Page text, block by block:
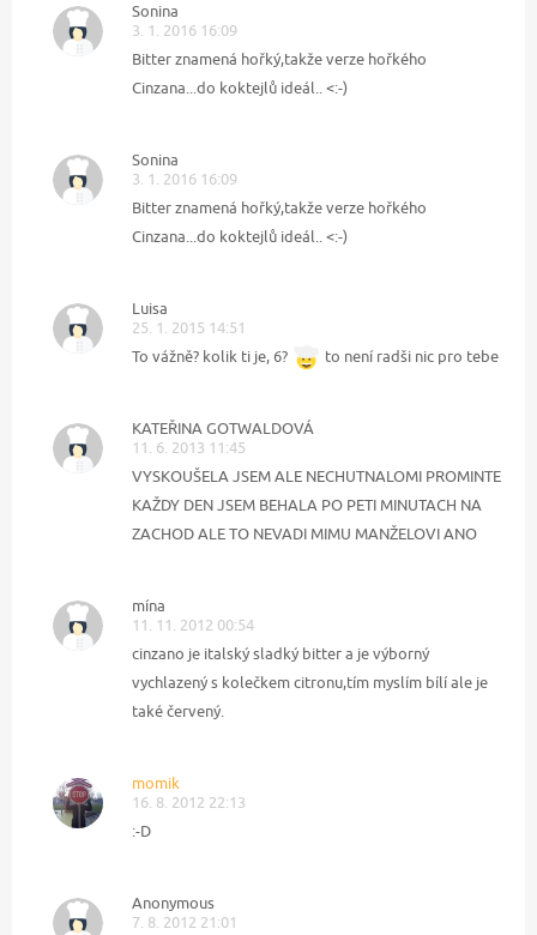
Sonina
3. 1. 2016 16:09
Bitter znamená hořký,takže verze hořkého
Cinzana...do koktejlů ideál.. <:-)
Sonina
3. 1. 2016 16:09
Bitter znamená hořký,takže verze hořkého
Cinzana...do koktejlů ideál.. <:-)
Luisa
25. 1. 2015 14:51
To vážně? kolik ti je, 6?
to není radši nic pro tebe
KATEŘINA GOTWALDOVÁ
11. 6. 2013 11:45
VYSKOUŠELA JSEM ALE NECHUTNALOMI PROMINTE
KAŽDY DEN JSEM BEHALA PO PETI MINUTACH NA
ZACHOD ALE TO NEVADI MIMU MANŽELOVI ANO
mína
11. 11. 2012 00:54
cinzano je italský sladký bitter a je výborný
vychlazený s kolečkem citronu,tím myslím bílí ale je
také červený.
momik
16. 8. 2012 22:13
:-D
Anonymous
7. 8. 2012 21:01